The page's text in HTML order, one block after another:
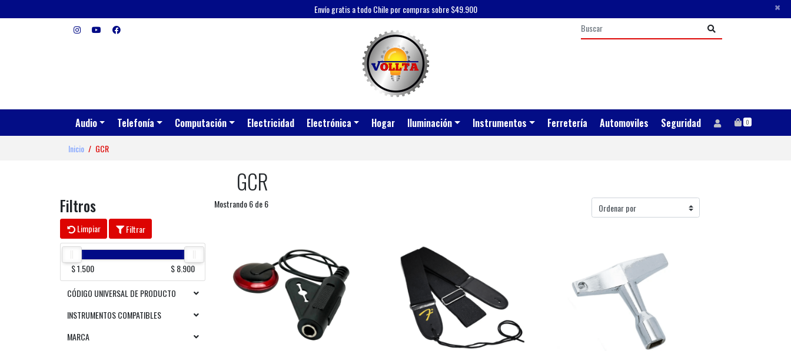
Envío gratis a todo Chile por compras sobre $49.900 ×
Audio Telefonía Computación Electricidad Electrónica Hogar Iluminación Instrumentos Ferretería Automoviles Seguridad 0
Inicio GCR
GCR
Filtros
Limpiar Filtrar
$ 1.500 $ 8.900
CÓDIGO UNIVERSAL DE PRODUCTO
INSTRUMENTOS COMPATIBLES
MARCA
Mostrando 6 de 6